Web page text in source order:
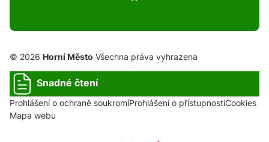
© 2026 Horní Město Všechna práva vyhrazena
Snadné čtení
Prohlášení o ochraně soukromíProhlášení o přístupnostiCookies
Mapa webu